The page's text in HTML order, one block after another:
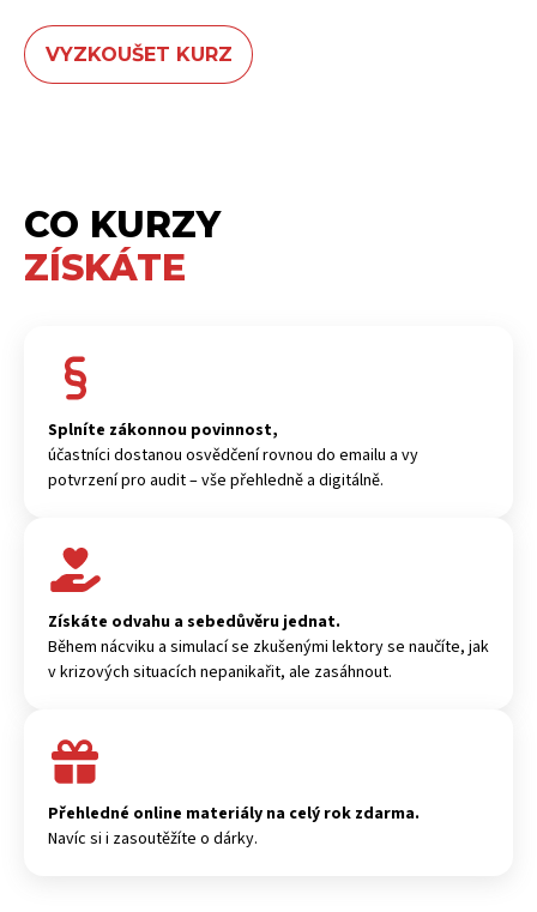
VYZKOUŠET KURZ
CO KURZY
ZÍSKÁTE
Splníte zákonnou povinnost,
účastníci dostanou osvědčení rovnou do emailu a vy
potvrzení pro audit – vše přehledně a digitálně.
Získáte odvahu a sebedůvěru jednat.
Během nácviku a simulací se zkušenými lektory se naučíte, jak
v krizových situacích nepanikařit, ale zasáhnout.
Přehledné online materiály na celý rok zdarma.
Navíc si i zasoutěžíte o dárky.